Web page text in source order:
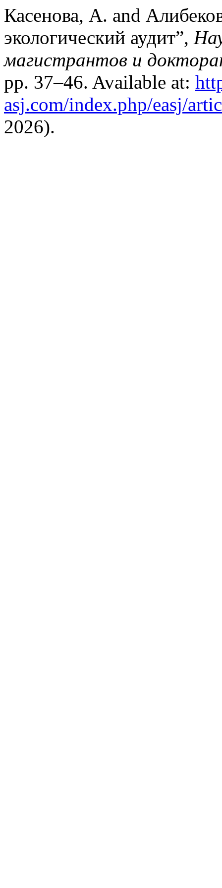
Касенова, А. and
экологический аудит”,
магистрантов и
pp. 37–46. Available at:
asj.com/index.php/easj/
2026).